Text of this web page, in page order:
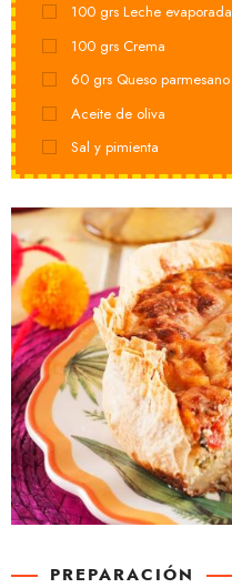
100 grs Leche evaporada
100 grs Crema
60 grs Queso parmesano
Aceite de oliva
Sal y pimienta
PREPARACIÓN